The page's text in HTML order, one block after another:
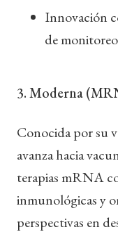
Innovación
de
3. Moderna
Conocida por su
avanza hacia
terapias mRNA
inmunológicas y
perspectivas en